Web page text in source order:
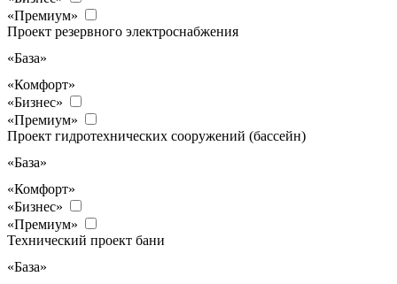
«Премиум»
Проект резервного электроснабжения
«База»
«Комфорт»
«Бизнес»
«Премиум»
Проект гидротехнических сооружений (бассейн)
«База»
«Комфорт»
«Бизнес»
«Премиум»
Технический проект бани
«База»